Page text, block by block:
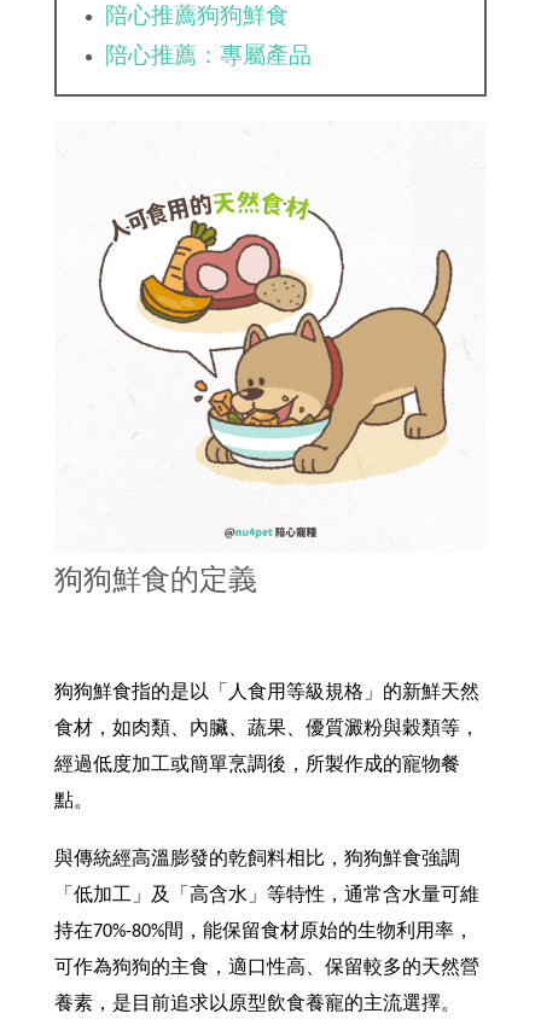
陪心推薦狗狗鮮食
陪心推薦：專屬產品
狗狗鮮食的定義
狗狗鮮食指的是以「人食用等級規格」的新鮮天然
食材，如肉類、內臟、蔬果、優質澱粉與穀類等，
經過低度加工或簡單烹調後，所製作成的寵物餐
點。
與傳統經高溫膨發的乾飼料相比，狗狗鮮食強調
「低加工」及「高含水」等特性，通常含水量可維
持在70%-80%間，能保留食材原始的生物利用率，
可作為狗狗的主食，適口性高、保留較多的天然營
養素，是目前追求以原型飲食養寵的主流選擇。